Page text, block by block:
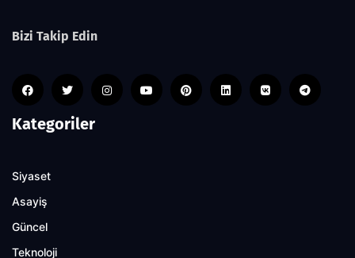
Bizi Takip Edin
Kategoriler
Siyaset
Asayiş
Güncel
Teknoloji